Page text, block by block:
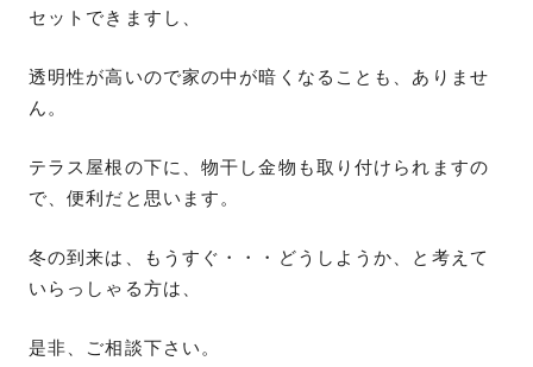
セットできますし、
透明性が高いので家の中が暗くなることも、ありませ
ん。
テラス屋根の下に、物干し金物も取り付けられますの
で、便利だと思います。
冬の到来は、もうすぐ・・・どうしようか、と考えて
いらっしゃる方は、
是非、ご相談下さい。